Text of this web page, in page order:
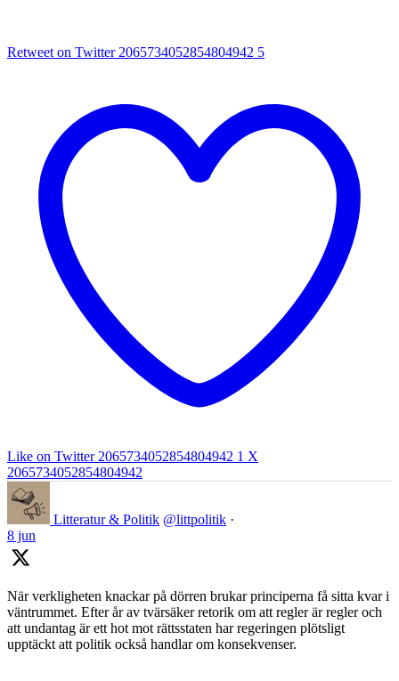
Retweet on Twitter 2065734052854804942 5
Like on Twitter 2065734052854804942 1 X
2065734052854804942
Litteratur & Politik @littpolitik ·
8 jun
När verkligheten knackar på dörren brukar principerna få sitta kvar i
väntrummet. Efter år av tvärsäker retorik om att regler är regler och
att undantag är ett hot mot rättsstaten har regeringen plötsligt
upptäckt att politik också handlar om konsekvenser.